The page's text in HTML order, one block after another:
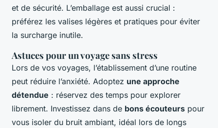
et de sécurité. L’emballage est aussi crucial :
préférez les valises légères et pratiques pour éviter
la surcharge inutile.
Astuces pour un voyage sans stress
Lors de vos voyages, l’établissement d’une routine
peut réduire l’anxiété. Adoptez une approche
détendue : réservez des temps pour explorer
librement. Investissez dans de bons écouteurs pour
vous isoler du bruit ambiant, idéal lors de longs